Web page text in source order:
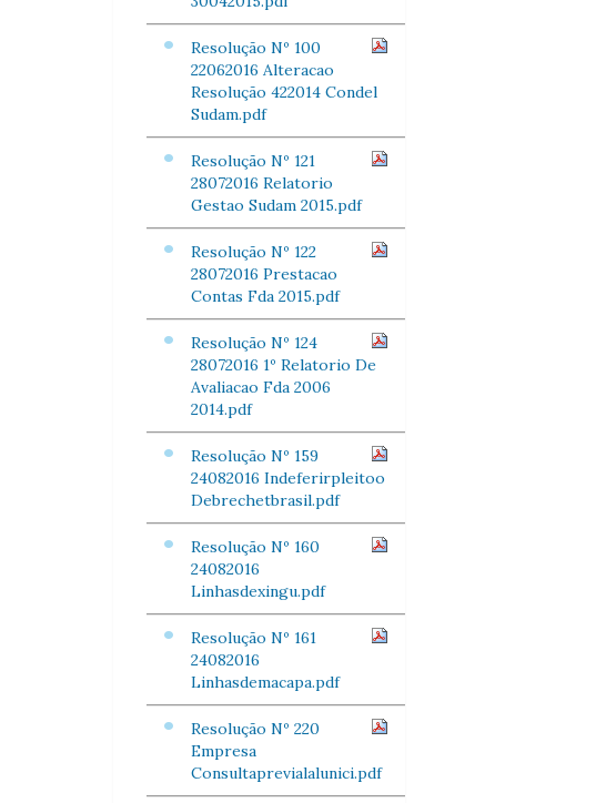
Resolução Nº 100
22062016 Alteracao
Resolução 422014 Condel
Sudam.pdf
Resolução Nº 121
28072016 Relatorio
Gestao Sudam 2015.pdf
Resolução Nº 122
28072016 Prestacao
Contas Fda 2015.pdf
Resolução Nº 124
28072016 1º Relatorio De
Avaliacao Fda 2006
2014.pdf
Resolução Nº 159
24082016 Indeferirpleitoo
Debrechetbrasil.pdf
Resolução Nº 160
24082016
Linhasdexingu.pdf
Resolução Nº 161
24082016
Linhasdemacapa.pdf
Resolução Nº 220
Empresa
Consultaprevialalunici.pdf